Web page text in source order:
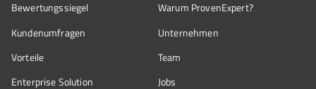
Bewertungssiegel
Kundenumfragen
Vorteile
Enterprise Solution
Warum ProvenExpert?
Unternehmen
Team
Jobs